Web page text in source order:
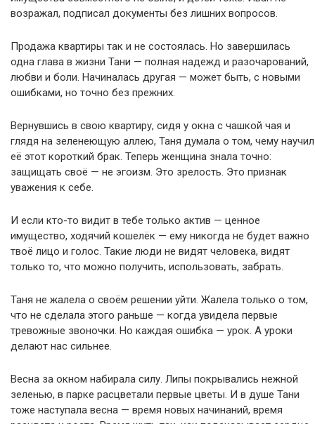
возражал, подписал документы без лишних вопросов.
Продажа квартиры так и не состоялась. Но завершилась
одна глава в жизни Тани — полная надежд и разочарований,
любви и боли. Начиналась другая — может быть, с новыми
ошибками, но точно без прежних.
Вернувшись в свою квартиру, сидя у окна с чашкой чая и
глядя на зеленеющую аллею, Таня думала о том, чему научил
её этот короткий брак. Теперь женщина знала точно:
защищать своё — не эгоизм. Это зрелость. Это признак
уважения к себе.
И если кто-то видит в тебе только актив — ценное
имущество, ходячий кошелёк — ему никогда не будет важно
твоё лицо и голос. Такие люди не видят человека, видят
только то, что можно получить, использовать, забрать.
Таня не жалела о своём решении уйти. Жалела только о том,
что не сделала этого раньше — когда увидела первые
тревожные звоночки. Но каждая ошибка — урок. А уроки
делают нас сильнее.
Весна за окном набирала силу. Липы покрывались нежной
зеленью, в парке расцветали первые цветы. И в душе Тани
тоже наступала весна — время новых начинаний, время